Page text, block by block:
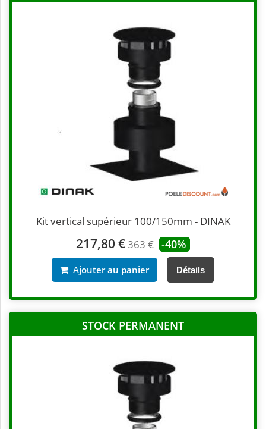
Kit vertical supérieur 100/150mm - DINAK
217,80 €363 € -40%
Ajouter au panier Détails
STOCK PERMANENT